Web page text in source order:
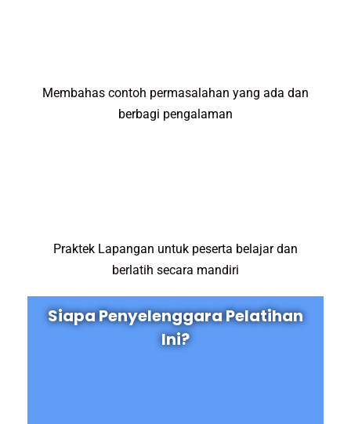
Membahas contoh permasalahan yang ada dan
berbagi pengalaman
Praktek Lapangan untuk peserta belajar dan
berlatih secara mandiri
Siapa Penyelenggara Pelatihan
Ini?